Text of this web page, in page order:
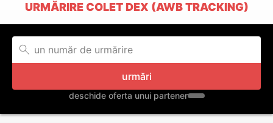
URMĂRIRE COLET DEX (AWB TRACKING)
urmări
deschide oferta unui partener